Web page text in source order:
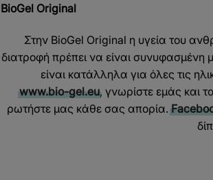
BioGel Original
Στην BioGel Original η υγεία του
διατροφή πρέπει να είναι
είναι κατάλληλα για όλες τις
www.bio-gel.eu, γνωρίστε εμάς και
ρωτήστε μας κάθε σας απορία.